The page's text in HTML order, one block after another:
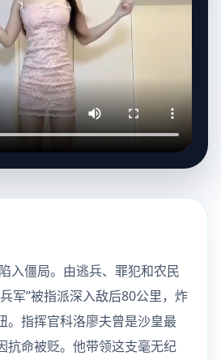
入僵局。由逃兵、罪犯和农民
军”被指派深入敌后80公里，炸
。指挥官科洛廖夫曾是沙皇最
抗命被贬。他带领这支毫无纪